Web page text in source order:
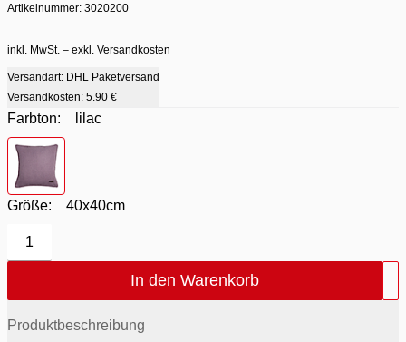
Artikelnummer: 3020200
inkl. MwSt. – exkl. Versandkosten
Versandart: DHL Paketversand
Versandkosten: 5.90 €
Farbton:
lilac
Farbton
Größe: 40x40cm
1
In den Warenkorb
Produktbeschreibung